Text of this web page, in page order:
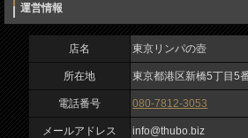
入力内容を確認しました
運営者名
宮田正晴
営業時間
20：00～04：00
運営情報
店名 東京リンパの壺
所在地 東京都港区新橋5丁目5
電話番号 080-7812-3053
メールアドレス info@thubo.biz